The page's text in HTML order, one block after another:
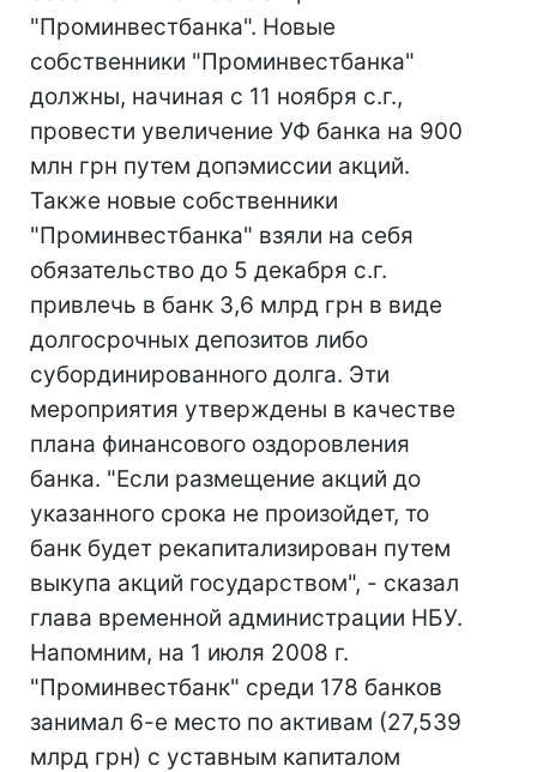
"Проминвестбанка". Новые
собственники "Проминвестбанка"
должны, начиная с 11 ноября с.г.,
провести увеличение УФ банка на 900
млн грн путем допэмиссии акций.
Также новые собственники
"Проминвестбанка" взяли на себя
обязательство до 5 декабря с.г.
привлечь в банк 3,6 млрд грн в виде
долгосрочных депозитов либо
субординированного долга. Эти
мероприятия утверждены в качестве
плана финансового оздоровления
банка. "Если размещение акций до
указанного срока не произойдет, то
банк будет рекапитализирован путем
выкупа акций государством", - сказал
глава временной администрации НБУ.
Напомним, на 1 июля 2008 г.
"Проминвестбанк" среди 178 банков
занимал 6-е место по активам (27,539
млрд грн) с уставным капиталом